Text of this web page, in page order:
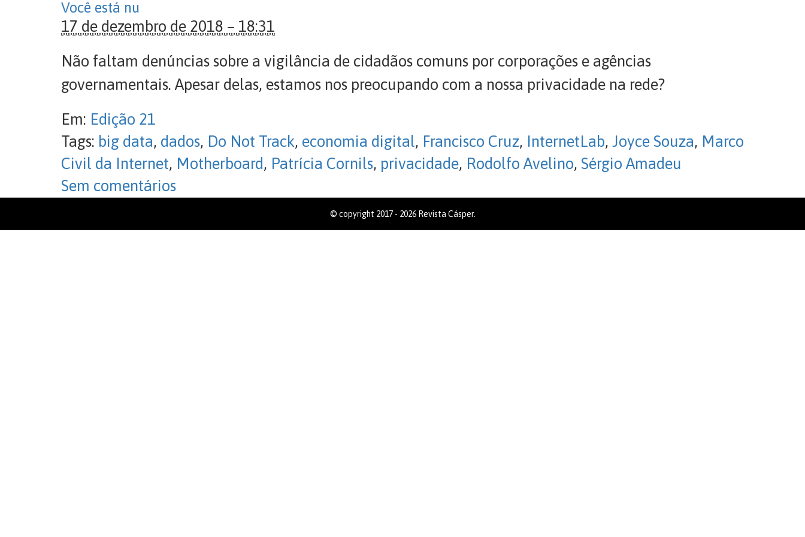
Você está nu
17 de dezembro de 2018 – 18:31
Não faltam denúncias sobre a vigilância de cidadãos comuns por corporações e agências
governamentais. Apesar delas, estamos nos preocupando com a nossa privacidade na rede?
Em: Edição 21
Tags: big data, dados, Do Not Track, economia digital, Francisco Cruz, InternetLab, Joyce Souza, Marco
Civil da Internet, Motherboard, Patrícia Cornils, privacidade, Rodolfo Avelino, Sérgio Amadeu
Sem comentários
© copyright 2017 - 2026 Revista Cásper.